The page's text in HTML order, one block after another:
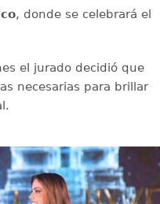
, donde se celebrará el
el jurado decidió que
necesarias para brillar